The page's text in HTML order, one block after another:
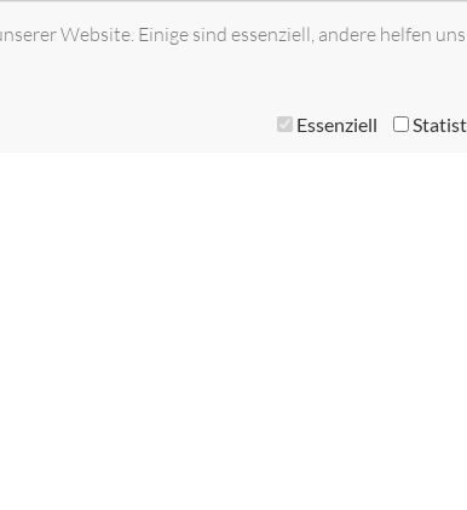
Website. Einige sind essenziell, andere helfen
Essenziell